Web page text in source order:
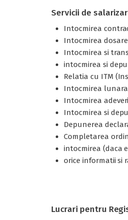
Servicii de
Intocmirea
Intocmirea
Intocmirea si
intocmirea si
Relatia cu ITM
Intocmirea
Intocmirea
Intocmirea si
Depunerea
Completarea
intocmirea (daca
orice informatii si
Lucrari pentru